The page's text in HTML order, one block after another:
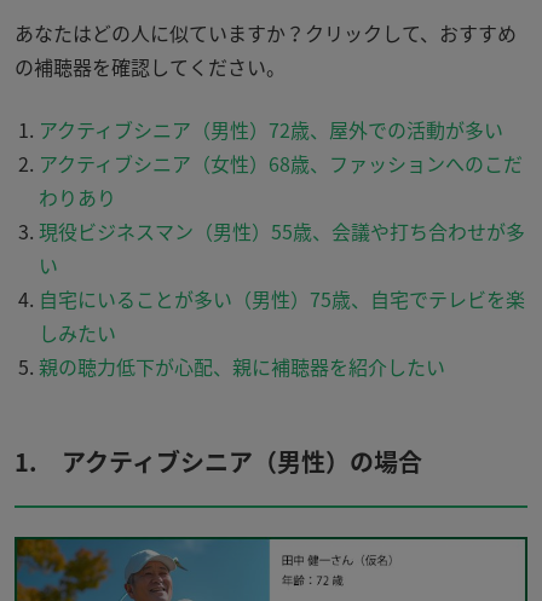
あなたはどの人に似ていますか？クリックして、おすすめ
の補聴器を確認してください。
アクティブシニア（男性）72歳、屋外での活動が多い
アクティブシニア（女性）68歳、ファッションへのこだ
わりあり
現役ビジネスマン（男性）55歳、会議や打ち合わせが多
い
自宅にいることが多い（男性）75歳、自宅でテレビを楽
しみたい
親の聴力低下が心配、親に補聴器を紹介したい
1. アクティブシニア（男性）の場合